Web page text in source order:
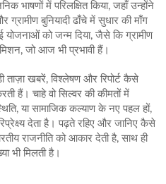
भाषणों में परिलक्षित किया, जहाँ उन्होंने
ग्रामीण बुनियादी ढाँचे में सुधार की माँग
योजनाओं को जन्म दिया, जैसे कि ग्रामीण
जो आज भी प्रभावी हैं।
खबरें, विश्लेषण और रिपोर्ट कैसे
हैं। चाहे वो सिल्वर की कीमतों में
या सामाजिक कल्याण के नए पहल हों,
देता है। पढ़ते रहिए और जानिए कैसे
राजनीति को आकार देती है, साथ ही
भी मिलती है।